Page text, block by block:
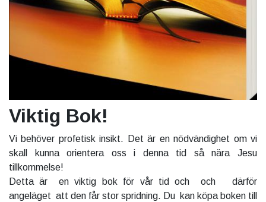
Viktig Bok!
Vi behöver profetisk insikt. Det är en nödvändighet om vi
skall kunna orientera oss i denna tid så nära Jesu
tillkommelse!
Detta är en viktig bok för vår tid och och därför
angeläget att den får stor spridning. Du kan köpa boken till